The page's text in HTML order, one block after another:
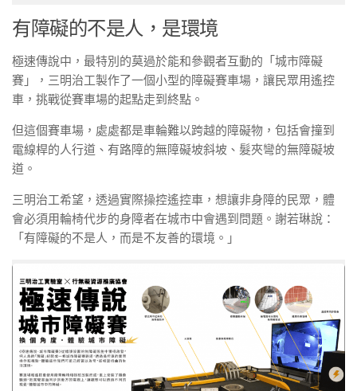
有障礙的不是人，是環境
極速傳說中，最特別的莫過於能和參觀者互動的「城市障礙
賽」，三明治工製作了一個小型的障礙賽車場，讓民眾用遙控
車，挑戰從賽車場的起點走到終點。
但這個賽車場，處處都是車輪難以跨越的障礙物，包括會撞到
電線桿的人行道、有路障的無障礙坡斜坡、髮夾彎的無障礙坡
道。
三明治工希望，透過實際操控遙控車，想讓非身障的民眾，體
會必須用輪椅代步的身障者在城市中會遇到問題。謝若琳說：
「有障礙的不是人，而是不友善的環境。」